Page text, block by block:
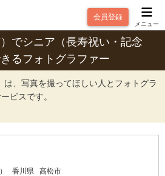
会員登録
メニュー
でシニア（長寿祝い・記念
るフォトグラファー
、写真を撮ってほしい人とフォトグラ
ビスです。
香川県 高松市